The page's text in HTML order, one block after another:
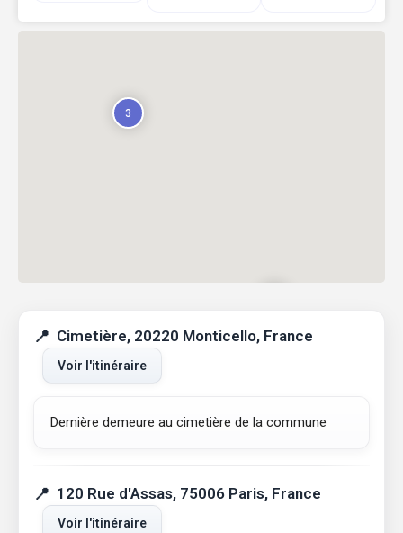
3
Cimetière, 20220 Monticello, France
Voir l'itinéraire
Dernière demeure au cimetière de la commune
120 Rue d'Assas, 75006 Paris, France
Voir l'itinéraire